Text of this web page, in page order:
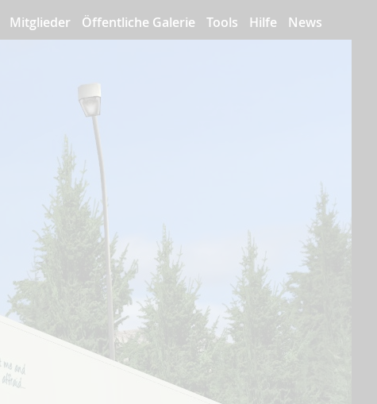
Mitglieder Öffentliche Galerie Tools Hilfe News